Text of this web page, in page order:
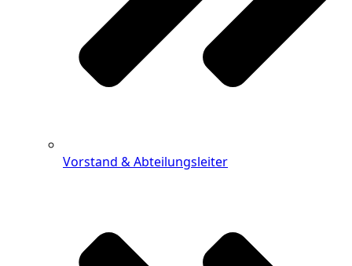
Vorstand & Abteilungsleiter